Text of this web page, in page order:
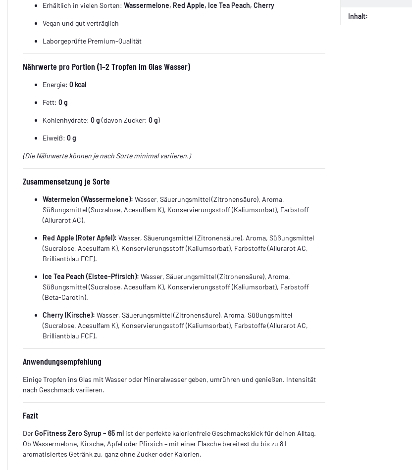
Erhältlich in vielen Sorten: Wassermelone, Red Apple, Ice Tea Peach, Cherry
Vegan und gut verträglich
Laborgeprüfte Premium-Qualität
Nährwerte pro Portion (1–2 Tropfen im Glas Wasser)
Energie: 0 kcal
Fett: 0 g
Kohlenhydrate: 0 g (davon Zucker: 0 g)
Eiweiß: 0 g
(Die Nährwerte können je nach Sorte minimal variieren.)
Zusammensetzung je Sorte
Watermelon (Wassermelone): Wasser, Säuerungsmittel (Zitronensäure), Aroma,
Süßungsmittel (Sucralose, Acesulfam K), Konservierungsstoff (Kaliumsorbat), Farbstoff
(Allurarot AC).
Red Apple (Roter Apfel): Wasser, Säuerungsmittel (Zitronensäure), Aroma, Süßungsmittel
(Sucralose, Acesulfam K), Konservierungsstoff (Kaliumsorbat), Farbstoffe (Allurarot AC,
Brilliantblau FCF).
Ice Tea Peach (Eistee-Pfirsich): Wasser, Säuerungsmittel (Zitronensäure), Aroma,
Süßungsmittel (Sucralose, Acesulfam K), Konservierungsstoff (Kaliumsorbat), Farbstoff
(Beta-Carotin).
Cherry (Kirsche): Wasser, Säuerungsmittel (Zitronensäure), Aroma, Süßungsmittel
(Sucralose, Acesulfam K), Konservierungsstoff (Kaliumsorbat), Farbstoffe (Allurarot AC,
Brilliantblau FCF).
Anwendungsempfehlung
Einige Tropfen ins Glas mit Wasser oder Mineralwasser geben, umrühren und genießen. Intensität
nach Geschmack variieren.
Fazit
DerGoFitness Zero Syrup – 65 ml ist der perfekte kalorienfreie Geschmackskick für deinen Alltag.
Ob Wassermelone, Kirsche, Apfel oder Pfirsich – mit einer Flasche bereitest du bis zu 8 L
aromatisiertes Getränk zu, ganz ohne Zucker oder Kalorien.
Inhalt: